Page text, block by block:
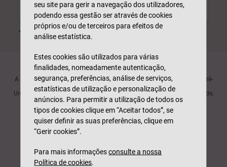
Rede bem-estar
Cobertura incluída Não aplicável
A informação aqui presente não dispensa a consulta de informação pré-
contratual e contratual legalmente exigida.
Um produto da Generali Seguros S.A., com marca Generali Tranquilidade,
registada na ASF com o nº 1197.
PARTILHA
seu site para gerir a navegação dos utilizadores,
podendo essa gestão ser através de cookies
próprios e/ou de terceiros para efeitos de
análise estatística.
Estes cookies são utilizados para várias
finalidades, nomeadamente autenticação,
segurança, preferências, análise de serviços,
estatísticas de utilização e personalização de
anúncios. Para permitir a utilização de todos os
tipos de cookies clique em “Aceitar todos”, se
quiser definir as suas preferências, clique em
“Gerir cookies”.
Para mais informaçõesconsulte a nossa
Política de cookies.